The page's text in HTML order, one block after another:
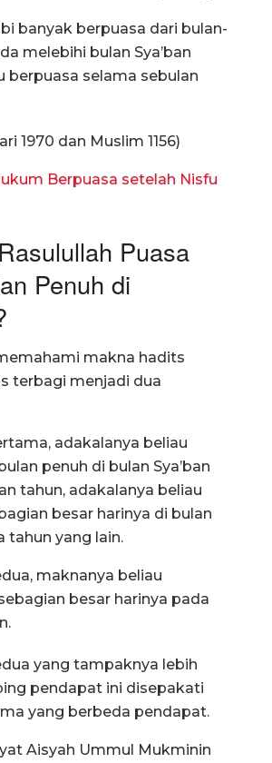
banyak berpuasa dari bulan-
melebihi bulan Sya’ban
berpuasa selama sebulan
1970 dan Muslim 1156)
Berpuasa setelah Nisfu
Puasa
Penuh di
makna hadits
terbagi menjadi dua
adakalanya beliau
penuh di bulan Sya’ban
tahun, adakalanya beliau
besar harinya di bulan
tahun yang lain.
maknanya beliau
besar harinya pada
yang tampaknya lebih
pendapat ini disepakati
yang berbeda pendapat.
Aisyah Ummul Mukminin